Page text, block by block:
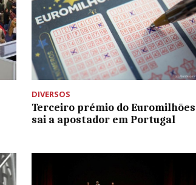
DIVERSOS
Terceiro prémio do Euromilhões
sai a apostador em Portugal